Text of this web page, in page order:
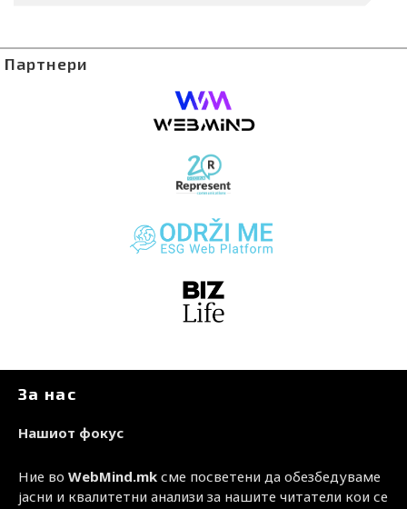
прескокнете го овој текст.
Партнери
За нас
Нашиот фокус
Ние во WebMind.mk сме посветени да обезбедуваме
јасни и квалитетни анализи за нашите читатели кои се